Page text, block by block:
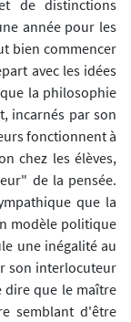
de distinctions
année pour les
bien commencer
avec les idées
la philosophie
incarnés par son
fonctionnent à
chez les élèves,
de la pensée.
que la
modèle politique
une inégalité au
son interlocuteur
dire que le maître
semblant d'être